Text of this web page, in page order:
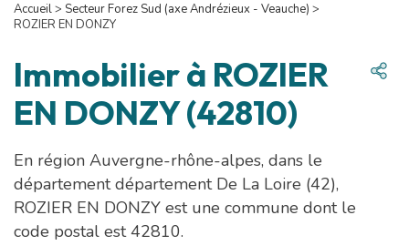
Accueil> Secteur Forez Sud (axe Andrézieux - Veauche) >
ROZIER EN DONZY
Immobilier à ROZIER
EN DONZY (42810)
En région Auvergne-rhône-alpes, dans le
département département De La Loire (42),
ROZIER EN DONZY est une commune dont le
code postal est 42810.